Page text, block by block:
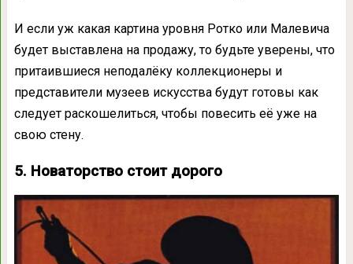
И если уж какая картина уровня Ротко или Малевича
будет выставлена на продажу, то будьте уверены, что
притаившиеся неподалёку коллекционеры и
представители музеев искусства будут готовы как
следует раскошелиться, чтобы повесить её уже на
свою стену.
5. Новаторство стоит дорого